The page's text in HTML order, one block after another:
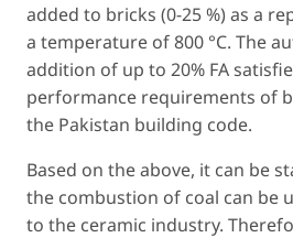
added to bricks (0-25 %) as a
a temperature of 800 °C. The
addition of up to 20% FA
performance requirements of
the Pakistan building code.
Based on the above, it can be
the combustion of coal can be
to the ceramic industry.